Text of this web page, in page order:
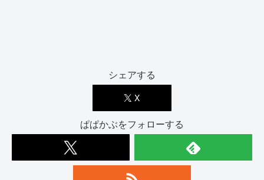
シェアする
X
ぱぱかぶをフォローする